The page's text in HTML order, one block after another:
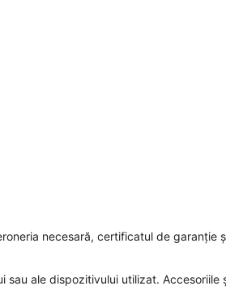
necesară, certificatul de garanție
sau ale dispozitivului utilizat. Accesoriile